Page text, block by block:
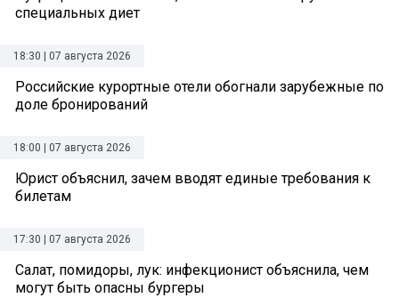
специальных диет
18:30 | 07 августа 2026
Российские курортные отели обогнали зарубежные по
доле бронирований
18:00 | 07 августа 2026
Юрист объяснил, зачем вводят единые требования к
билетам
17:30 | 07 августа 2026
Салат, помидоры, лук: инфекционист объяснила, чем
могут быть опасны бургеры